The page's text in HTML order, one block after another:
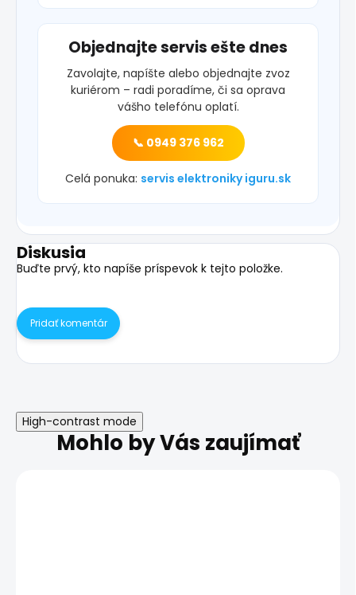
Objednajte servis ešte dnes
Zavolajte, napíšte alebo objednajte zvoz
kuriérom – radi poradíme, či sa oprava
vášho telefónu oplatí.
📞 0949 376 962
Celá ponuka: servis elektroniky iguru.sk
Diskusia
Buďte prvý, kto napíše príspevok k tejto položke.
Pridať komentár
High-contrast mode
Mohlo by Vás zaujímať